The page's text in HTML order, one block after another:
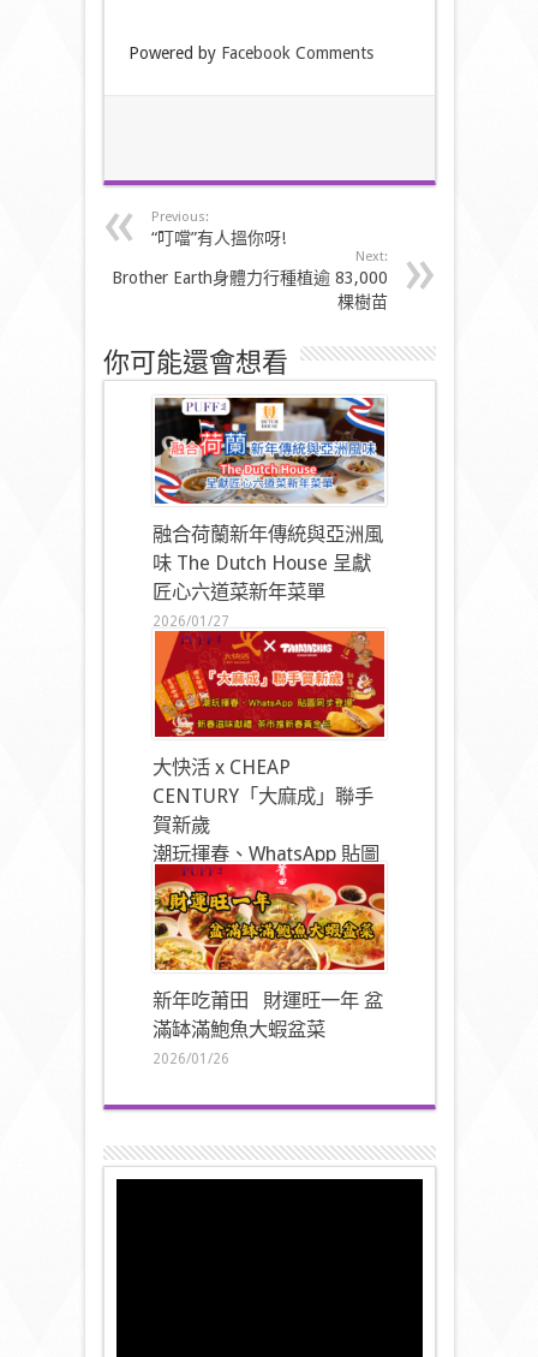
Powered by Facebook Comments
Previous:
“叮噹”有人搵你呀!
Next:
Brother Earth身體力行種植逾 83,000
棵樹苗
你可能還會想看
融合荷蘭新年傳統與亞洲風
味 The Dutch House 呈獻
匠心六道菜新年菜單
2026/01/27
大快活 x CHEAP
CENTURY「大麻成」聯手
賀新歲
潮玩揮春、WhatsApp 貼圖
同步登場
2026/01/27
新年吃莆田 財運旺一年 盆
滿缽滿鮑魚大蝦盆菜
2026/01/26